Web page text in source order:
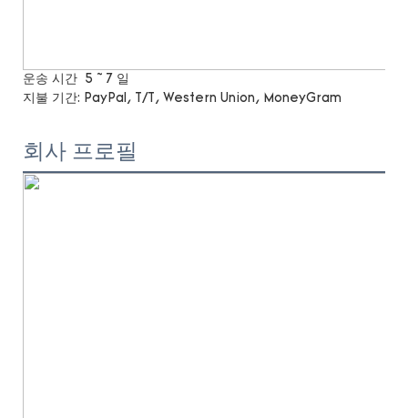
운송 시간 5 ~ 7 일
지불 기간: PayPal, T/T, Western Union, MoneyGram
회사 프로필